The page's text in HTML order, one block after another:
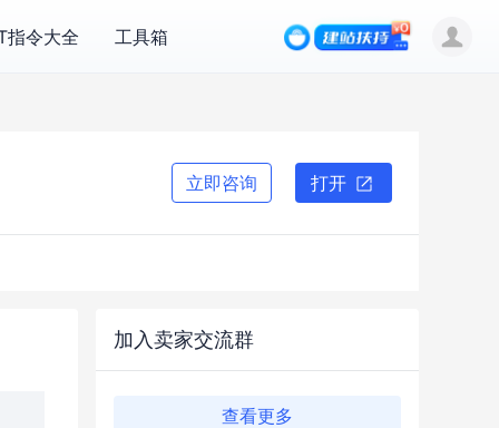
指令大全 工具箱
立即咨询 打开
加入卖家交流群
查看更多